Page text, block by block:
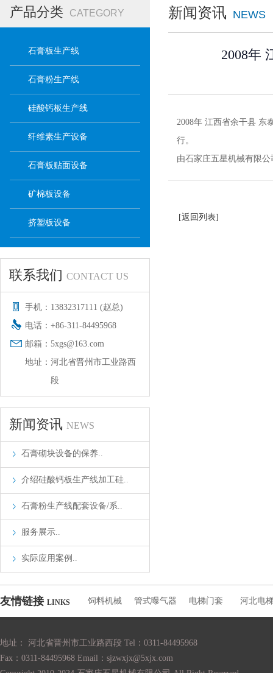
产品分类 CATEGORY
石膏板生产线
石膏粉生产线
硅酸钙板生产线
纤维素生产设备
石膏板贴面设备
矿棉板设备
挤塑板设备
联系我们 CONTACT US
手机： 13832317111 (赵总)
电话： +86-311-84495968
邮箱： 5xgs@163.com
地址： 河北省晋州市工业路西
段
新闻资讯 NEWS
石膏砌块设备的保养..
介绍硅酸钙板生产线加工硅..
石膏粉生产线配套设备/系..
服务展示..
实际应用案例..
新闻资讯 NEWS
2008年
2008年 江西省余干县 东
行。
由石家庄五星机械有限
[返回列表]
友情链接 LINKS 饲料机械 管式曝气器 电梯门套 河北电
地址： 河北省晋州市工业路西段 Tel：0311-84495968
Fax：0311-84495968 Email：sjzwxjx@5xjx.com